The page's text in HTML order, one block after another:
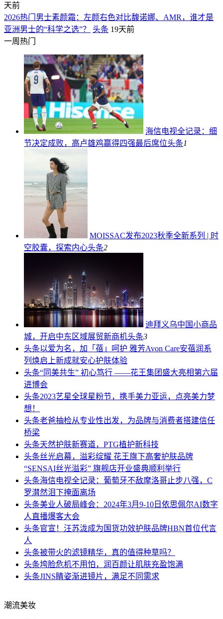
天前
2026热门男士素颜霜：左颜右色对比馥诺娜、AMR，谁才是
亚洲男士的“科学之选”？
头条 19天前
一周热门
海信电视全记录：细
节决定成败，高卢雄鸡赢得四强最后席位头条1
MOISSAC发布2023秋季全新系列 | 时
空胶囊，探索内心头条2
迪拜义乌中国小商品
城，开启中东区域展贸新商机头条3
头条以爱为名，加「蓓」呵护 雅芳Avon Care安蓓润系
列焕启上新成就安心护肤体验
头条“同美共生” 初心笃行 ——花王集团盛大亮相第六届
进博会
头条2023艺星全球星粉节，携手美力亚运，点亮美力梦
想！
头条老爸抽检从专业性出发，为品牌与消费者搭建信任
桥梁
头条天然护肤新赛道，PTG植护新科技
头条丝光启幕，溢彩绽耀 花王旗下高奢护肤品牌
“SENSAI丝光溢彩” 旗舰店开业盛典顺利举行
头条海信电视全记录：葡萄牙不敌摩洛哥止步八强，C
罗潸然泪下掩面离场
头条美业人破局峰会：2024年3月9-10日依思佩尔AI数字
人直播爆客大会
头条官宣！汪苏泷成为国货功效护肤品牌HBN首位代言
人
头条被带火的滤镜精华，真的值得种草吗？
头条垮脸危机不用怕，润百颜让肌肤充盈饱满
头条JINS睛姿渐进镜片，满足不同需求
潮流美妆